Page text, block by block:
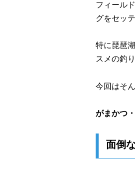
フィール
グをセッ
特に琵琶
スメの釣
今回はそ
がまかつ
面倒